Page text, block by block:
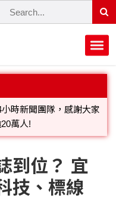
時新聞團隊，感謝大家
萬人!
洽詢。
到位？ 宜
技、標線